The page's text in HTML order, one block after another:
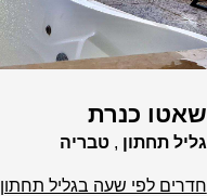
שאטו כנרת
גליל תחתון ,טבריה
חדרים לפי שעה בגליל תחתון